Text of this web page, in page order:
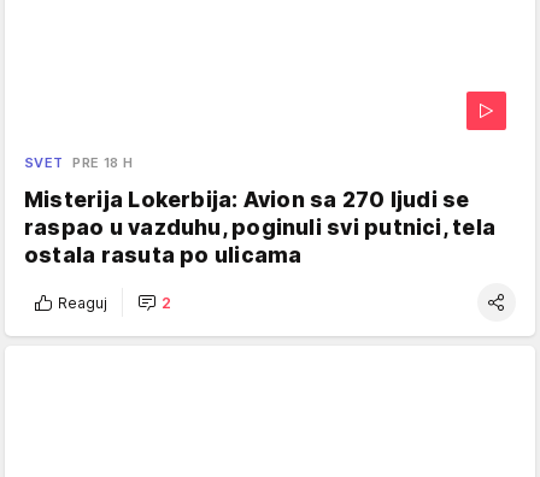
SVET PRE 18 H
Misterija Lokerbija: Avion sa 270 ljudi se
raspao u vazduhu, poginuli svi putnici, tela
ostala rasuta po ulicama
Reaguj 2